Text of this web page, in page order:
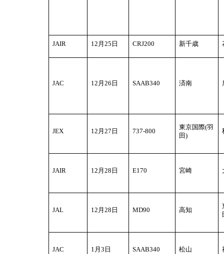
JAIR 12 月25日 CRJ200 新千歳
JAC 12 月26日 SAAB340 済南
JEX 12 月27日 737-800
東京国際(羽
田)
JAIR 12 月28日 E170 宮崎
JAL 12 月28日 MD90 高知
JAC 1 月3日 SAAB340 松山